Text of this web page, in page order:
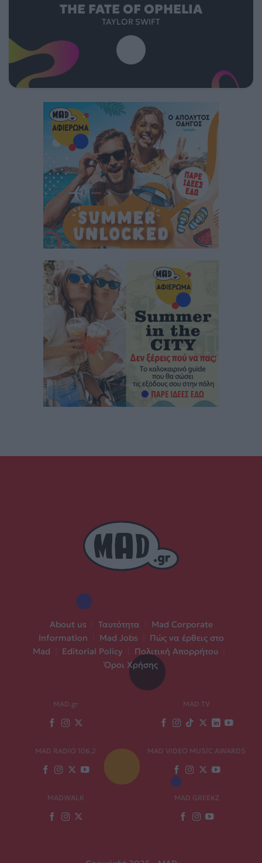
THE FATE OF OPHELIA
TAYLOR SWIFT
About us Ταυτότητα
Mad Corporate
Information
Mad Jobs
Πώς να έρθεις στο
Mad
Editorial Policy Πολιτική Απορρήτου
Όροι Χρήσης
MAD.gr MAD TV
MAD RADIO 106,2 MAD VIDEO MUSIC AWARDS
MADWALK MAD GREEKZ